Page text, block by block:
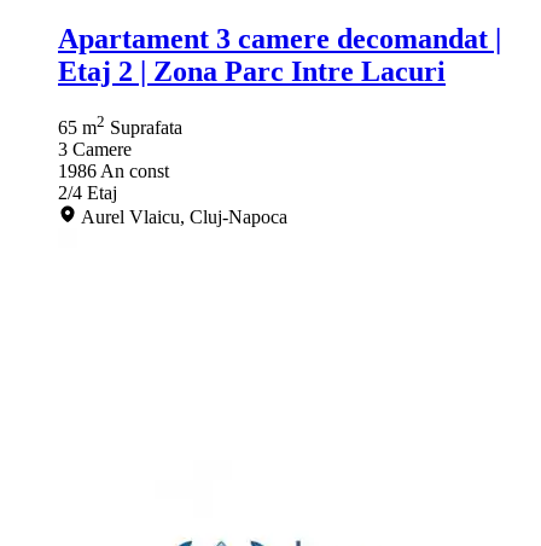
Apartament 3 camere decomandat |
Etaj 2 | Zona Parc Intre Lacuri
65 m2 Suprafata
3 Camere
1986 An const
2/4 Etaj
Aurel Vlaicu, Cluj-Napoca